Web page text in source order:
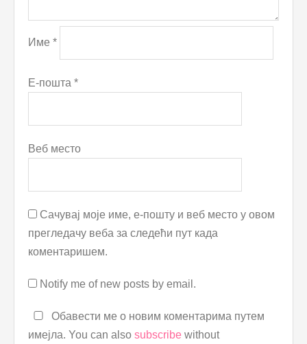
Име *
Е-пошта *
Веб место
Сачувај моје име, е-пошту и веб место у овом
прегледачу веба за следећи пут када
коментаришем.
Notify me of new posts by email.
Обавести ме о новим коментарима путем
имејла. You can also subscribe without